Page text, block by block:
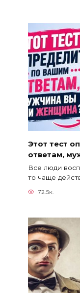
Этот тест
ответам,
Все люди
то чаще
72.5к.